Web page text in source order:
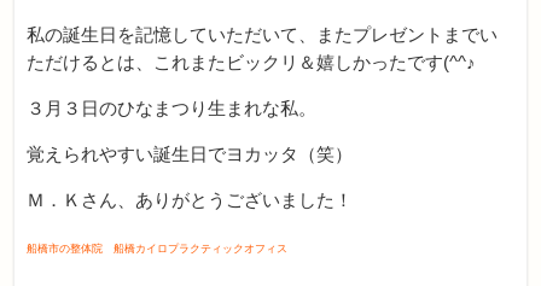
私の誕生日を記憶していただいて、またプレゼントまでい
ただけるとは、これまたビックリ＆嬉しかったです(^^♪
３月３日のひなまつり生まれな私。
覚えられやすい誕生日でヨカッタ（笑）
Ｍ．Ｋさん、ありがとうございました！
船橋市の整体院 船橋カイロプラクティックオフィス